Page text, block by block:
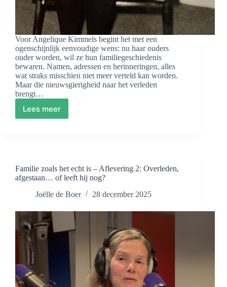
Voor Angelique Kimmels begint het met een
ogenschijnlijk eenvoudige wens: nu haar ouders
ouder worden, wil ze hun familiegeschiedenis
bewaren. Namen, adressen en herinneringen, alles
wat straks misschien niet meer verteld kan worden.
Maar die nieuwsgierigheid naar het verleden
brengt…
Lees meer
Overleden,
Familie zoals het echt is – Aflevering 2: Overleden,
afgestaan… of leeft hij nog?
Joëlle de Boer
28 december 2025